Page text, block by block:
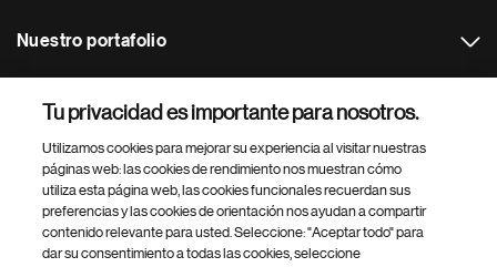
Nuestro portafolio
Footer Site Search
Tu privacidad es importante para nosotros.
Utilizamos cookies para mejorar su experiencia al visitar nuestras
páginas web: las cookies de rendimiento nos muestran cómo
utiliza esta página web, las cookies funcionales recuerdan sus
preferencias y las cookies de orientación nos ayudan a compartir
contenido relevante para usted. Seleccione: "Aceptar todo" para
dar su consentimiento a todas las cookies, seleccione